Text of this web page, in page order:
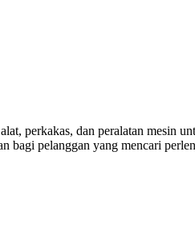
perkakas, dan peralatan mesin
pelanggan yang mencari